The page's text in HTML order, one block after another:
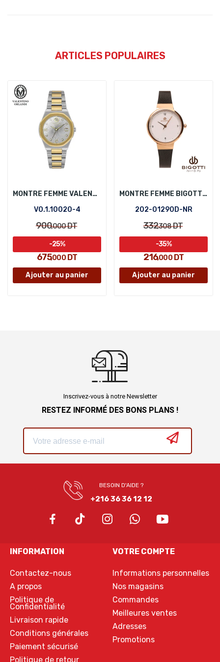
ARTICLES POPULAIRES
MONTRE FEMME VALENTINO ORLANDI VO.1.10020-4
VO.1.10020-4
900,000DT
675,000DT
-25%
Ajouter au panier
MONTRE FEMME BIGOTTI 202-01290D-NR
202-01290D-NR
332,308DT
216,000DT
-35%
Ajouter au panier
Inscrivez-vous à notre Newsletter
RESTEZ INFORMÉ DES BONS PLANS !
BESOIN D'AIDE ?
+216 36 36 12 12
INFORMATION
Contactez-nous
A propos
Politique de
Confidentialité
Livraison rapide
Conditions générales
Paiement sécurisé
Politique de retour
VOTRE COMPTE
Informations personnelles
Nos magasins
Commandes
Meilleures ventes
Adresses
Promotions